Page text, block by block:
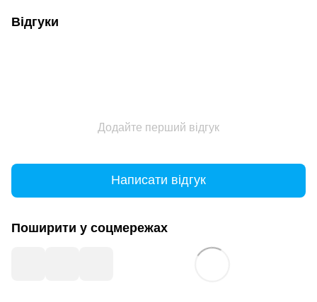
Відгуки
Додайте перший відгук
Написати відгук
Поширити у соцмережах